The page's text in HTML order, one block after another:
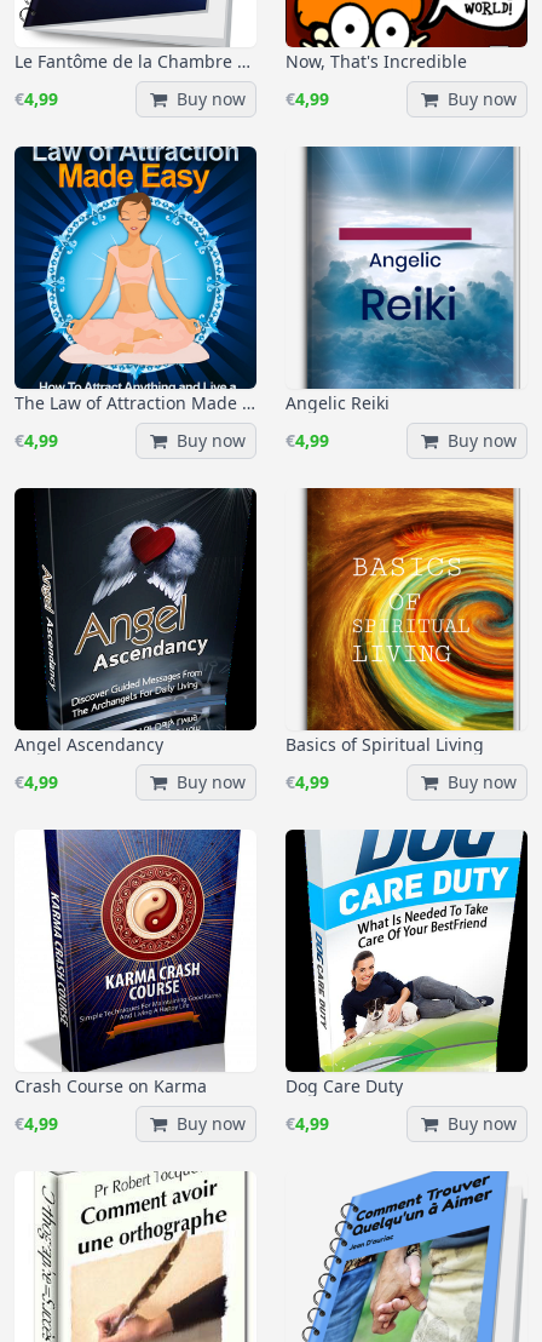
Le Fantôme de la Chambre no. 14
€4,99 Buy now
Now, That's Incredible
€4,99 Buy now
The Law of Attraction Made Easy
€4,99 Buy now
Angelic Reiki
€4,99 Buy now
Angel Ascendancy
€4,99 Buy now
Basics of Spiritual Living
€4,99 Buy now
Crash Course on Karma
€4,99 Buy now
Dog Care Duty
€4,99 Buy now